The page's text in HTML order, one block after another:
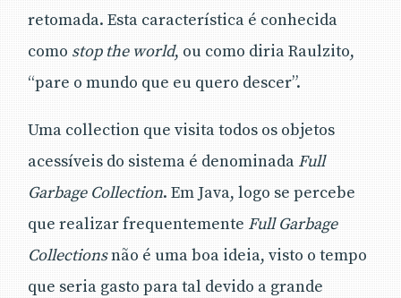
retomada. Esta característica é conhecida
como stop the world, ou como diria Raulzito,
“pare o mundo que eu quero descer”.
Uma collection que visita todos os objetos
acessíveis do sistema é denominada Full
Garbage Collection. Em Java, logo se percebe
que realizar frequentemente Full Garbage
Collectionsnão é uma boa ideia, visto o tempo
que seria gasto para tal devido a grande